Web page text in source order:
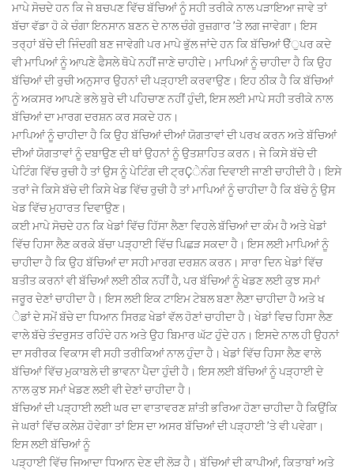
ਮਾਪੇ ਸੋਚਦੇ ਹਨ ਕਿ ਜੇ ਬਚਪਣ ਵਿੱਚ ਬੱਚਿਆਂ ਨੂੰ ਸਹੀ ਤਰੀਕੇ ਨਾਲ ਪੜਾਇਆ ਜਾਵੇ ਤਾਂ
ਬੱਚਾ ਵੱਡਾ ਹੋ ਕੇ ਚੰਗਾ ਇਨਸਾਨ ਬਣਨ ਦੇ ਨਾਲ ਚੰਗੇ ਰੁਜ਼ਗਾਰ ’ਤੇ ਲਗ ਜਾਵੇਗਾ। ਇਸ
ਤਰ੍ਹਾਂ ਬੱਚੇ ਦੀ ਜਿੰਦਗੀ ਬਣ ਜਾਵੇਗੀ ਪਰ ਮਾਪੇ ਭੁੱਲ ਜਾਂਦੇ ਹਨ ਕਿ ਬੱਚਿਆਂ ੳੱੁਪਰ ਕਦੇ
ਵੀ ਮਾਪਿਆਂ ਨੂੰ ਆਪਣੇ ਫੈਸਲੇ ਥੋਪੇ ਨਹੀਂ ਜਾਣੇ ਚਾਹੀਦੇ। ਮਾਪਿਆਂ ਨੂੰ ਚਾਹੀਦਾ ਹੈ ਕਿ ਉਹ
ਬੱਚਿਆਂ ਦੀ ਰੁਚੀ ਅਨੁਸਾਰ ਉਹਨਾਂ ਦੀ ਪੜ੍ਹਾਈ ਕਰਵਾਉਣ। ਇਹ ਠੀਕ ਹੈ ਕਿ ਬੱਚਿਆਂ
ਨੂੰ ਅਕਸਰ ਆਪਣੇ ਭਲੇ ਬੁਰੇ ਦੀ ਪਹਿਚਾਣ ਨਹੀਂ ਹੁੰਦੀ, ਇਸ ਲਈ ਮਾਪੇ ਸਹੀ ਤਰੀਕੇ ਨਾਲ
ਬੱਚਿਆਂ ਦਾ ਮਾਰਗ ਦਰਸ਼ਨ ਕਰ ਸਕਦੇ ਹਨ।
ਮਾਪਿਆਂ ਨੂੰ ਚਾਹੀਦਾ ਹੈ ਕਿ ਉਹ ਬੱਚਿਆਂ ਦੀਆਂ ਯੋਗਤਾਵਾਂ ਦੀ ਪਰਖ ਕਰਨ ਅਤੇ ਬੱਚਿਆਂ
ਦੀਆਂ ਯੋਗਤਾਵਾਂ ਨੂੰ ਦਬਾਉਣ ਦੀ ਥਾਂ ਉਹਨਾਂ ਨੂੰ ਉਤਸ਼ਾਹਿਤ ਕਰਨ। ਜੇ ਕਿਸੇ ਬੱਚੇ ਦੀ
ਪੇਟਿੰਗ ਵਿੱਚ ਰੁਚੀ ਹੈ ਤਾਂ ਉਸ ਨੂੰ ਪੇਟਿੰਗ ਦੀ ਟ੍ਰÇੇਨੰਗ ਦਿਵਾਈ ਜਾਣੀ ਚਾਹੀਦੀ ਹੈ। ਇਸੇ
ਤਰਾਂ ਜੇ ਕਿਸੇ ਬੱਚੇ ਦੀ ਕਿਸੇ ਖੇਡ ਵਿੱਚ ਰੁਚੀ ਹੈ ਤਾਂ ਮਾਪਿਆਂ ਨੂੰ ਚਾਹੀਦਾ ਹੈ ਕਿ ਬੱਚੇ ਨੂੰ ਉਸ
ਖੇਡ ਵਿੱਚ ਮੁਹਾਰਤ ਦਿਵਾਉਣ।
ਕਈ ਮਾਪੇ ਸੋਚਦੇ ਹਨ ਕਿ ਖੇਡਾਂ ਵਿੱਚ ਹਿੱਸਾ ਲੈਣਾ ਵਿਹਲੇ ਬੱਚਿਆਂ ਦਾ ਕੰਮ ਹੈ ਅਤੇ ਖੇਡਾਂ
ਵਿੱਚ ਹਿਸਾ ਲੈਣ ਕਰਕੇ ਬੱਚਾ ਪੜ੍ਹਾਈ ਵਿੱਚ ਪਿਛੜ ਸਕਦਾ ਹੈ। ਇਸ ਲਈ ਮਾਪਿਆਂ ਨੂੰ
ਚਾਹੀਦਾ ਹੈ ਕਿ ਉਹ ਬੱਚਿਆਂ ਦਾ ਸਹੀ ਮਾਰਗ ਦਰਸ਼ਨ ਕਰਨ। ਸਾਰਾ ਦਿਨ ਖੇਡਾਂ ਵਿੱਚ
ਬਤੀਤ ਕਰਨਾਂ ਵੀ ਬੱਚਿਆਂ ਲਈ ਠੀਕ ਨਹੀਂ ਹੈ, ਪਰ ਬੱਚਿਆਂ ਨੂੰ ਖੇਡਣ ਲਈ ਕੁਝ ਸਮਾਂ
ਜਰੂਰ ਦੇਣਾਂ ਚਾਹੀਦਾ ਹੈ। ਇਸ ਲਈ ਇਕ ਟਾਇਮ ਟੇਬਲ ਬਣਾ ਲੈਣਾ ਚਾਹੀਦਾ ਹੈ ਅਤੇ ਖ
ੇਡਾਂ ਦੇ ਸਮੇਂ ਬੱਚੇ ਦਾ ਧਿਆਨ ਸਿਰਫ਼ ਖੇਡਾਂ ਵੱਲ ਹੋਣਾਂ ਚਾਹੀਦਾ ਹੈ। ਖੇਡਾਂ ਵਿਚ ਹਿਸਾ ਲੈਣ
ਵਾਲੇ ਬੱਚੇ ਤੰਦਰੁਸਤ ਰਹਿੰਦੇ ਹਨ ਅਤੇ ਉਹ ਬਿਮਾਰ ਘੱਟ ਹੁੰਦੇ ਹਨ। ਇਸਦੇ ਨਾਲ ਹੀ ਉਹਨਾਂ
ਦਾ ਸਰੀਰਕ ਵਿਕਾਸ ਵੀ ਸਹੀ ਤਰੀਕਿਆਂ ਨਾਲ ਹੁੰਦਾ ਹੈ। ਖੇਡਾਂ ਵਿੱਚ ਹਿਸਾ ਲੈਣ ਵਾਲੇ
ਬੱਚਿਆਂ ਵਿੱਚ ਮੁਕਾਬਲੇ ਦੀ ਭਾਵਨਾ ਪੈਦਾ ਹੁੰਦੀ ਹੈ। ਇਸ ਲਈ ਬੱਚਿਆਂ ਨੂੰ ਪੜ੍ਹਾਈ ਦੇ
ਨਾਲ ਕੁਝ ਸਮਾਂ ਖੇਡਣ ਲਈ ਵੀ ਦੇਣਾਂ ਚਾਹੀਦਾ ਹੈ।
ਬੱਚਿਆਂ ਦੀ ਪੜ੍ਹਾਈ ਲਈ ਘਰ ਦਾ ਵਾਤਾਵਰਣ ਸ਼ਾਂਤੀ ਭਰਿਆ ਹੋਣਾ ਚਾਹੀਦਾ ਹੈ ਕਿਉਂਕਿ
ਜੇ ਘਰਾਂ ਵਿੱਚ ਕਲੇਸ਼ ਹੋਵੇਗਾ ਤਾਂ ਇਸ ਦਾ ਅਸਰ ਬੱਚਿਆਂ ਦੀ ਪੜ੍ਹਾਈ ’ਤੇ ਵੀ ਪਵੇਗਾ।
ਇਸ ਲਈ ਬੱਚਿਆਂ ਨੂੰ
ਪੜ੍ਹਾਈ ਵਿੱਚ ਜਿਆਦਾ ਧਿਆਨ ਦੇਣ ਦੀ ਲੋੜ ਹੈ। ਬੱਚਿਆਂ ਦੀ ਕਾਪੀਆਂ, ਕਿਤਾਬਾਂ ਅਤੇ